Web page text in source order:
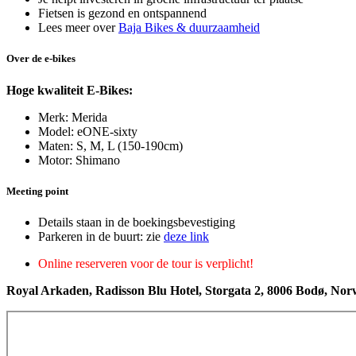
Fietsen is gezond en ontspannend
Lees meer overBaja Bikes & duurzaamheid
Over de e-bikes
Hoge kwaliteit E-Bikes:
Merk: Merida
Model: eONE-sixty
Maten: S, M, L (150-190cm)
Motor: Shimano
Meeting point
Details staan in de boekingsbevestiging
Parkeren in de buurt: zie deze link
Online reserveren voor de tour is verplicht!
Royal Arkaden, Radisson Blu Hotel, Storgata 2, 8006 Bodø,